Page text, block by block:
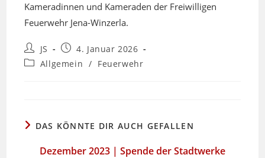
Kameradinnen und Kameraden der Freiwilligen
Feuerwehr Jena-Winzerla.
Beitrags-
Autor:
JS
Beitrag
veröffentlicht:
4. Januar 2026
Beitrags-
Allgemein / Feuerwehr
DAS KÖNNTE DIR AUCH GEFALLEN
Dezember 2023 | Spende der Stadtwerke